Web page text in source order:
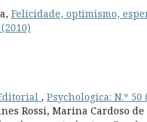
Felicidade, optimismo,
, Psychologica: N.º 50
Rossi, Marina Cardoso